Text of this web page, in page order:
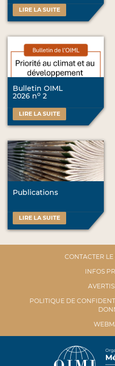
LIRE LA SUITE
Bulletin OIML
2026 no 2
LIRE LA SUITE
Publications
LIRE LA SUITE
CONTACTER
INFOS
POLITIQUE DE